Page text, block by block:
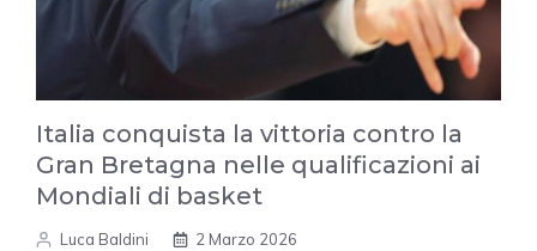
Italia conquista la vittoria contro la
Gran Bretagna nelle qualificazioni ai
Mondiali di basket
Luca Baldini 2 Marzo 2026